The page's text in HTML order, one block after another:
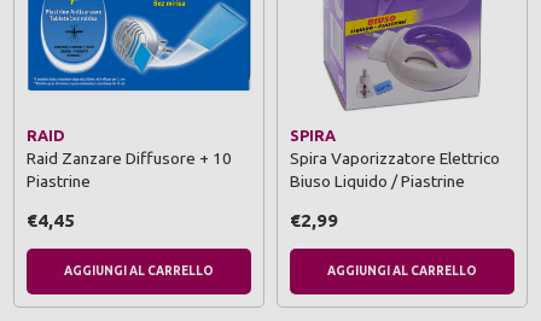
RAID
Raid Zanzare Diffusore + 10
Piastrine
€4,45
AGGIUNGI AL CARRELLO
SPIRA
Spira Vaporizzatore Elettrico
Biuso Liquido / Piastrine
€2,99
AGGIUNGI AL CARRELLO